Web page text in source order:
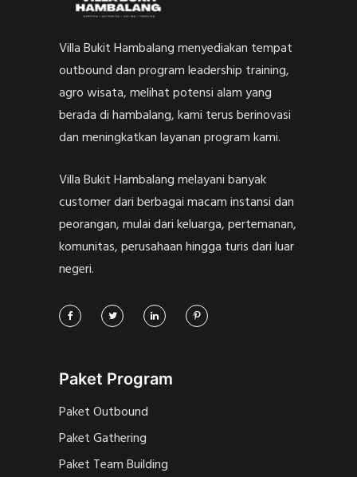
Villa Bukit Hambalang menyediakan tempat
outbound dan program leadership training,
agro wisata, melihat potensi alam yang
berada di hambalang, kami terus berinovasi
dan meningkatkan layanan program kami.
Villa Bukit Hambalang melayani banyak
customer dari berbagai macam instansi dan
peorangan, mulai dari keluarga, pertemanan,
komunitas, perusahaan hingga turis dari luar
negeri.
Paket Program
Paket Outbound
Paket Gathering
Paket Team Building